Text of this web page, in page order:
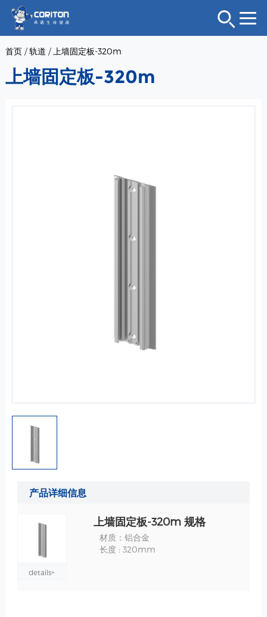
首页/轨道 / 上墙固定板-320m
上墙固定板-320m
产品详细信息
details+
上墙固定板-320m 规格
材质：铝合金
长度 : 320mm